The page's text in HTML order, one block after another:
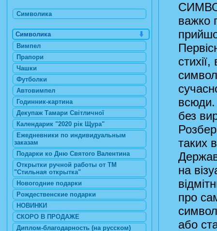
важко
всюди.
без
таких
на
про
або
Символика
Символика
Вимпел
Прапори
Чашки
Футболки
Автовимпел
Годинник-картина
Декупаж Тамари Світличної
Календарик "2020 рік Щура"
Ежедневники по индивидуальным
заказам
Подарки ко Дню Святого Валентина
Открытки ручной работы от ТМ
"Стильная открытка"
Новогодние подарки
Рождественские подарки
НОВИНКИ
СКОРО В ПРОДАЖЕ
Диплом-благодарность (на русском)